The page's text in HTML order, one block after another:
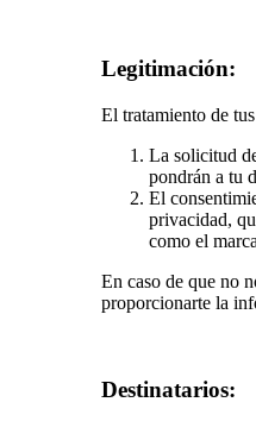
Legitimación:
El tratamiento de
La solicitud
pondrán a tu
El
privacidad,
como el
En caso de que no
proporcionarte la
Destinatarios: